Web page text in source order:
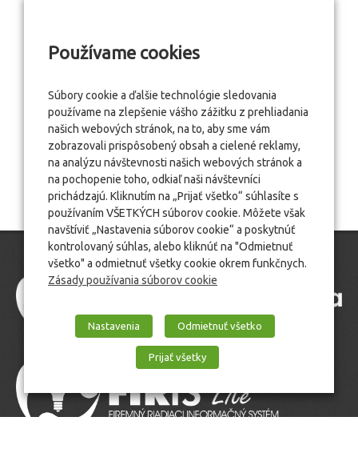
Používame cookies
Súbory cookie a ďalšie technológie sledovania
používame na zlepšenie vášho zážitku z prehliadania
našich webových stránok, na to, aby sme vám
zobrazovali prispôsobený obsah a cielené reklamy,
na analýzu návštevnosti našich webových stránok a
na pochopenie toho, odkiaľ naši návštevníci
prichádzajú. Kliknutím na „Prijať všetko“ súhlasíte s
používaním VŠETKÝCH súborov cookie. Môžete však
navštíviť „Nastavenia súborov cookie“ a poskytnúť
kontrolovaný súhlas, alebo kliknúť na "Odmietnuť
všetko" a odmietnuť všetky cookie okrem funkčnych.
Zásady používania súborov cookie
Nastavenia Odmietnuť všetko
Prijať všetky